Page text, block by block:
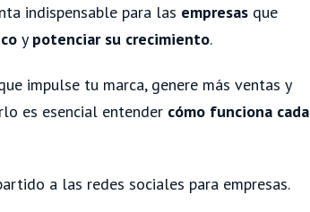
indispensable para las empresas que
y potenciar su crecimiento.
impulse tu marca, genere más ventas y
es esencial entender cómo funciona cada
a las redes sociales para empresas.